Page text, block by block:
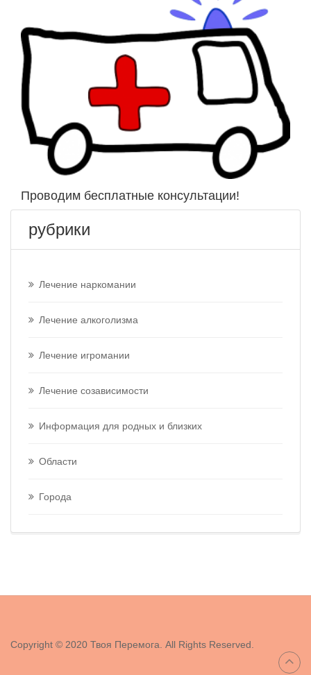
Проводим бесплатные консультации!
рубрики
Лечение наркомании
Лечение алкоголизма
Лечение игромании
Лечение созависимости
Информация для родных и близких
Области
Города
Copyright © 2020 Твоя Перемога. All Rights Reserved.